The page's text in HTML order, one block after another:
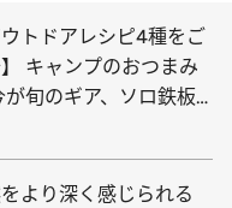
ウトドアレシピ4種をご
キャンプのおつまみ
が旬のギア、ソロ鉄板
より深く感じられる